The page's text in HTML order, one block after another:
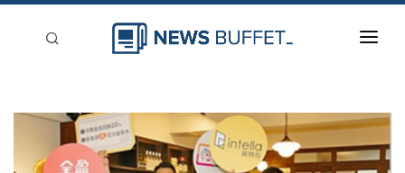
新聞稿分類
登入